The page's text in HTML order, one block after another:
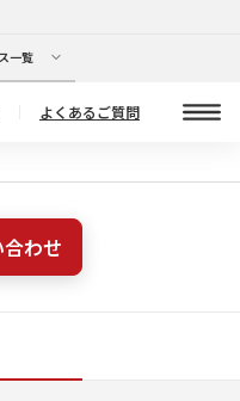
一覧
よくあるご質問
わせ